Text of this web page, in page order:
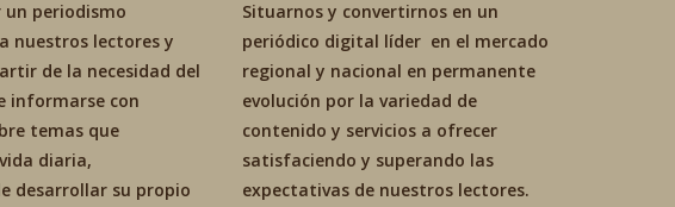
un periodismo
nuestros lectores y
de la necesidad del
informarse con
temas que
diaria,
desarrollar su propio
Situarnos y convertirnos en un
periódico digital líder en el mercado
regional y nacional en permanente
evolución por la variedad de
contenido y servicios a ofrecer
satisfaciendo y superando las
expectativas de nuestros lectores.